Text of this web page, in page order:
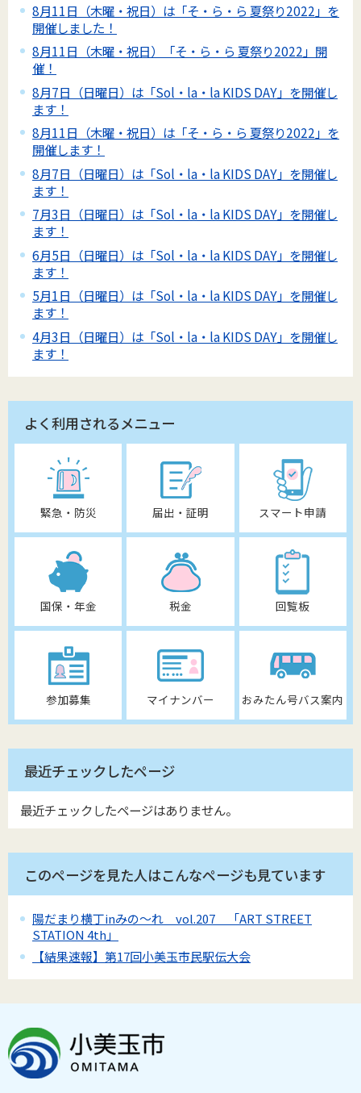
8月11日（木曜・祝日）は「そ・ら・ら 夏祭り2022」を
開催しました！
8月11日（木曜・祝日）「そ・ら・ら 夏祭り2022」開
催！
8月7日（日曜日）は「Sol・la・la KIDS DAY」を開催し
ます！
8月11日（木曜・祝日）は「そ・ら・ら 夏祭り2022」を
開催します！
8月7日（日曜日）は「Sol・la・la KIDS DAY」を開催し
ます！
7月3日（日曜日）は「Sol・la・la KIDS DAY」を開催し
ます！
6月5日（日曜日）は「Sol・la・la KIDS DAY」を開催し
ます！
5月1日（日曜日）は「Sol・la・la KIDS DAY」を開催し
ます！
4月3日（日曜日）は「Sol・la・la KIDS DAY」を開催し
ます！
よく利用されるメニュー
緊急・防災 届出・証明 スマート申請
国保・年金 税金 回覧板
参加募集 マイナンバー おみたん号バス案内
最近チェックしたページ
最近チェックしたページはありません。
このページを見た人はこんなページも見ています
陽だまり横丁inみの～れ vol.207 「ART STREET
STATION 4th」
【結果速報】第17回小美玉市民駅伝大会